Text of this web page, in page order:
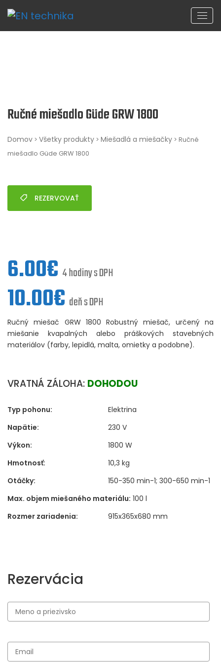
Ručné miešadlo Güde GRW 1800
Domov > Všetky produkty > Miešadlá a miešačky > Ručné
miešadlo Güde GRW 1800
REZERVOVAŤ
6.00€ 4 hodiny s DPH
10.00€ deň s DPH
Ručný miešač GRW 1800 Robustný miešač, určený na
miešanie kvapalných alebo práškových stavebných
materiálov (farby, lepidlá, malta, omietky a podobne).
VRATNÁ ZÁLOHA: DOHODOU
Typ pohonu:
Elektrina
Napätie:
230 V
Výkon:
1800 W
Hmotnosť:
10,3 kg
Otáčky:
150-350 min-1; 300-650 min-1
Max. objem miešaného materiálu: 100 l
Rozmer zariadenia:
915x365x680 mm
Rezervácia